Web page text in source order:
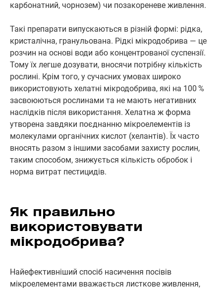
карбонатний, чорнозем) чи позакореневе живлення.
Такі препарати випускаються в різній формі: рідка,
кристалічна, гранульована. Рідкі мікродобрива — це
розчин на основі води або концентрованої суспензії.
Тому їх легше дозувати, вносячи потрібну кількість
рослині. Крім того, у сучасних умовах широко
використовують хелатні мікродобрива, які на 100 %
засвоюються рослинами та не мають негативних
наслідків після використання. Хелатна ж форма
утворена завдяки поєднанню мікроелементів із
молекулами органічних кислот (хелантів). Їх часто
вносять разом з іншими засобами захисту рослин,
таким способом, знижується кількість обробок і
норма витрат пестицидів.
Як правильно
використовувати
мікродобрива?
Найефективніший спосіб насичення посівів
мікроелементами вважається листкове живлення,